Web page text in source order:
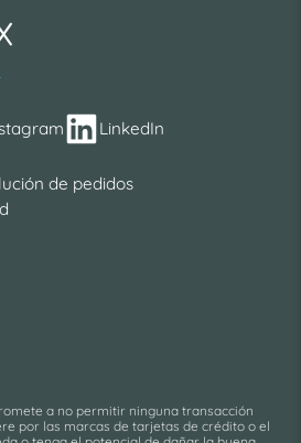
LinkedIn
de pedidos
a no permitir ninguna transacción
por las marcas de tarjetas de crédito o el